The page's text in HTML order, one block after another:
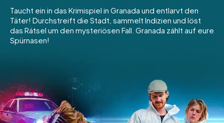
Touren
Teamevent
INT AT
ES
IE
IT
NL
Taucht ein in das Krimispiel in Granada und entlarvt den
Täter! Durchstreift die Stadt, sammelt Indizien und löst
das Rätsel um den mysteriösen Fall. Granada zählt auf eure
Spürnasen!